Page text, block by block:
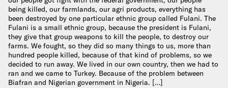
being killed, our farmlands, our agri products, everything has
been destroyed by one particular ethnic group called Fulani. The
Fulani is a small ethnic group, because the president is Fulani,
they give that group weapons to kill the people, to destroy our
farms. We fought, so they did so many things to us, more than
hundred people killed, because of that kind of problems, so we
decided to run away. We lived in our own country, then we had to
ran and we came to Turkey. Because of the problem between
Biafran and Nigerian government in Nigeria. […]